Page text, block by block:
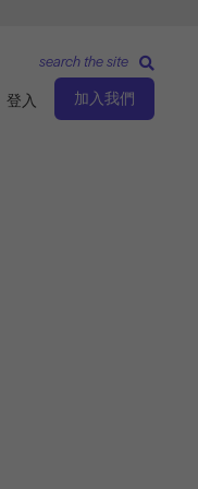
登入 加入我們
search the site